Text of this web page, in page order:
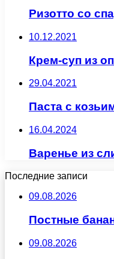
Ризотто со
10.12.2021
Крем-суп из
29.04.2021
Паста с
16.04.2024
Варенье из
Последние записи
09.08.2026
Постные
09.08.2026